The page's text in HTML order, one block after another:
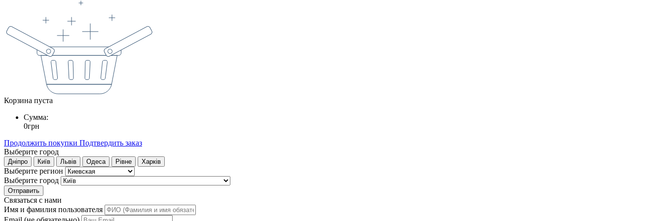
Корзина пуста
Сумма:
0грн
Продолжить покупки Подтвердить заказ
Выберите город
Дніпро Київ Львів Одеса Рівне Харків
Выберите регион
Выберите город
Отправить
Связаться с нами
Имя и фамилия пользователя